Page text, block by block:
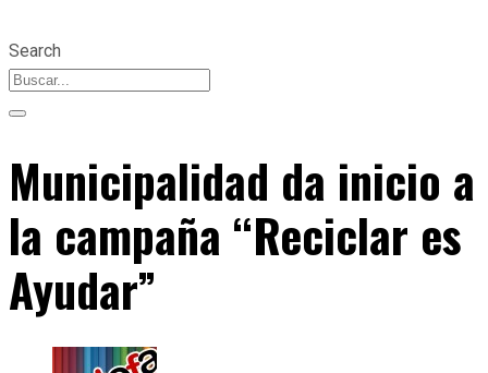
Search
Municipalidad da inicio a
la campaña “Reciclar es
Ayudar”